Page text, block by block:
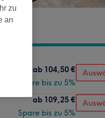
ab 104,50 €
Spare bis zu 5%
ab 109,25 €
Spare bis zu 5%
zu
an